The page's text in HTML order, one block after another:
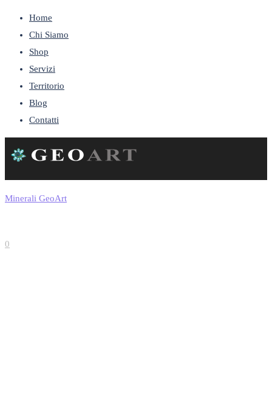
Home
Chi Siamo
Shop
Servizi
Territorio
Blog
Contatti
0
Minerali GeoArt